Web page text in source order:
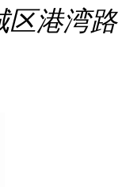
区港湾路